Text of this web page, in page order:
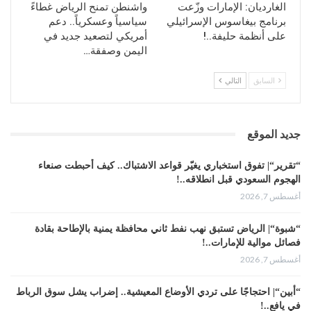
الغارديان: الإمارات وزّعت
برنامج بيغاسوس الإسرائيلي
على أنظمة حليفة..!
واشنطن تمنح الرياض غطاءً
سياسياً وعسكرياً.. دعم
أمريكي لتصعيد جديد في
اليمن وصفقة…
السابق التالي
جديد الموقع
“تقرير“| تفوق استخباري يغيّر قواعد الاشتباك.. كيف أحبطت صنعاء
الهجوم السعودي قبل انطلاقه..!
أغسطس 7, 2026
“شبوة“| الرياض تستبق نهب نفط ثاني محافظة يمنية بالإطاحة بقادة
فصائل موالية للإمارات..!
أغسطس 7, 2026
“أبين“| احتجاجًا على تردي الأوضاع المعيشية.. إضراب يشل سوق الرباط
في يافع..!